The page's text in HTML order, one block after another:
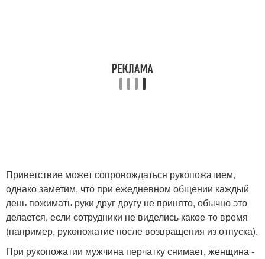
Приветствие может сопровождаться рукопожатием,
однако заметим, что при ежедневном общении каждый
день пожимать руки друг другу не принято, обычно это
делается, если сотрудники не виделись какое-то время
(например, рукопожатие после возвращения из отпуска).
При рукопожатии мужчина перчатку снимает, женщина -